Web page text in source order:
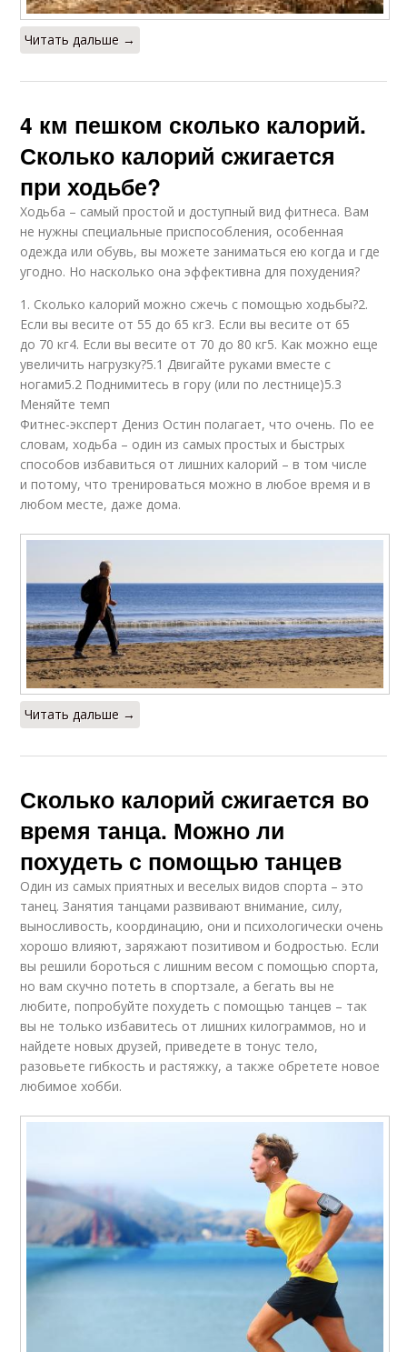
Читать дальше →
4 км пешком сколько калорий.
Сколько калорий сжигается
при ходьбе?
Ходьба – самый простой и доступный вид фитнеса. Вам
не нужны специальные приспособления, особенная
одежда или обувь, вы можете заниматься ею когда и где
угодно. Но насколько она эффективна для похудения?
1. Сколько калорий можно сжечь с помощью ходьбы?2.
Если вы весите от 55 до 65 кг3. Если вы весите от 65
до 70 кг4. Если вы весите от 70 до 80 кг5. Как можно еще
увеличить нагрузку?5.1 Двигайте руками вместе с
ногами5.2 Поднимитесь в гору (или по лестнице)5.3
Меняйте темп
Фитнес-эксперт Дениз Остин полагает, что очень. По ее
словам, ходьба – один из самых простых и быстрых
способов избавиться от лишних калорий – в том числе
и потому, что тренироваться можно в любое время и в
любом месте, даже дома.
Читать дальше →
Сколько калорий сжигается во
время танца. Можно ли
похудеть с помощью танцев
Один из самых приятных и веселых видов спорта – это
танец. Занятия танцами развивают внимание, силу,
выносливость, координацию, они и психологически очень
хорошо влияют, заряжают позитивом и бодростью. Если
вы решили бороться с лишним весом с помощью спорта,
но вам скучно потеть в спортзале, а бегать вы не
любите, попробуйте похудеть с помощью танцев – так
вы не только избавитесь от лишних килограммов, но и
найдете новых друзей, приведете в тонус тело,
разовьете гибкость и растяжку, а также обретете новое
любимое хобби.